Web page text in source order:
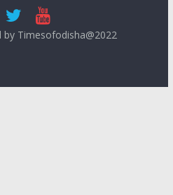
by Timesofodisha@2022